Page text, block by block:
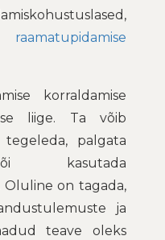
raamatupidamise
korraldamise
liige. Ta võib
tegeleda, palgata
kasutada
Oluline on tagada,
ja
teave oleks